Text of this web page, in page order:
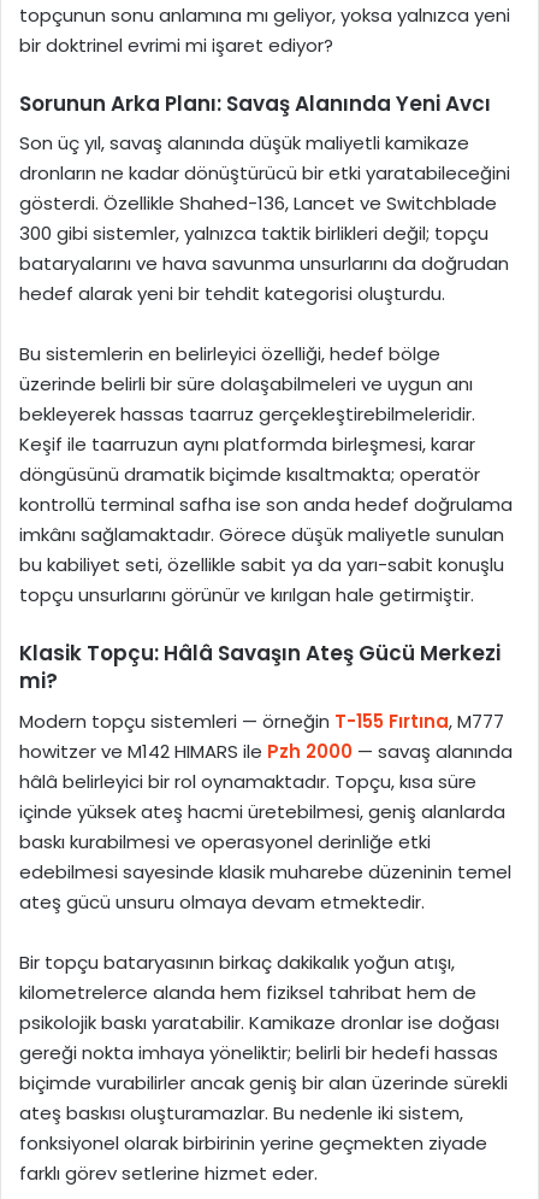
k
topçunun sonu anlamına mı geliyor, yoksa yalnızca yeni
bir doktrinel evrimi mi işaret ediyor?
Sorunun Arka Planı: Savaş Alanında Yeni Avcı
Son üç yıl, savaş alanında düşük maliyetli kamikaze
dronların ne kadar dönüştürücü bir etki yaratabileceğini
gösterdi. Özellikle Shahed-136, Lancet ve Switchblade
300 gibi sistemler, yalnızca taktik birlikleri değil; topçu
bataryalarını ve hava savunma unsurlarını da doğrudan
hedef alarak yeni bir tehdit kategorisi oluşturdu.
Bu sistemlerin en belirleyici özelliği, hedef bölge
üzerinde belirli bir süre dolaşabilmeleri ve uygun anı
bekleyerek hassas taarruz gerçekleştirebilmeleridir.
Keşif ile taarruzun aynı platformda birleşmesi, karar
döngüsünü dramatik biçimde kısaltmakta; operatör
kontrollü terminal safha ise son anda hedef doğrulama
imkânı sağlamaktadır. Görece düşük maliyetle sunulan
bu kabiliyet seti, özellikle sabit ya da yarı-sabit konuşlu
topçu unsurlarını görünür ve kırılgan hale getirmiştir.
Klasik Topçu: Hâlâ Savaşın Ateş Gücü Merkezi
mi?
Modern topçu sistemleri — örneğin T-155 Fırtına, M777
howitzer ve M142 HIMARS ile Pzh 2000 — savaş alanında
hâlâ belirleyici bir rol oynamaktadır. Topçu, kısa süre
içinde yüksek ateş hacmi üretebilmesi, geniş alanlarda
baskı kurabilmesi ve operasyonel derinliğe etki
edebilmesi sayesinde klasik muharebe düzeninin temel
ateş gücü unsuru olmaya devam etmektedir.
Bir topçu bataryasının birkaç dakikalık yoğun atışı,
kilometrelerce alanda hem fiziksel tahribat hem de
psikolojik baskı yaratabilir. Kamikaze dronlar ise doğası
gereği nokta imhaya yöneliktir; belirli bir hedefi hassas
biçimde vurabilirler ancak geniş bir alan üzerinde sürekli
ateş baskısı oluşturamazlar. Bu nedenle iki sistem,
fonksiyonel olarak birbirinin yerine geçmekten ziyade
farklı görev setlerine hizmet eder.